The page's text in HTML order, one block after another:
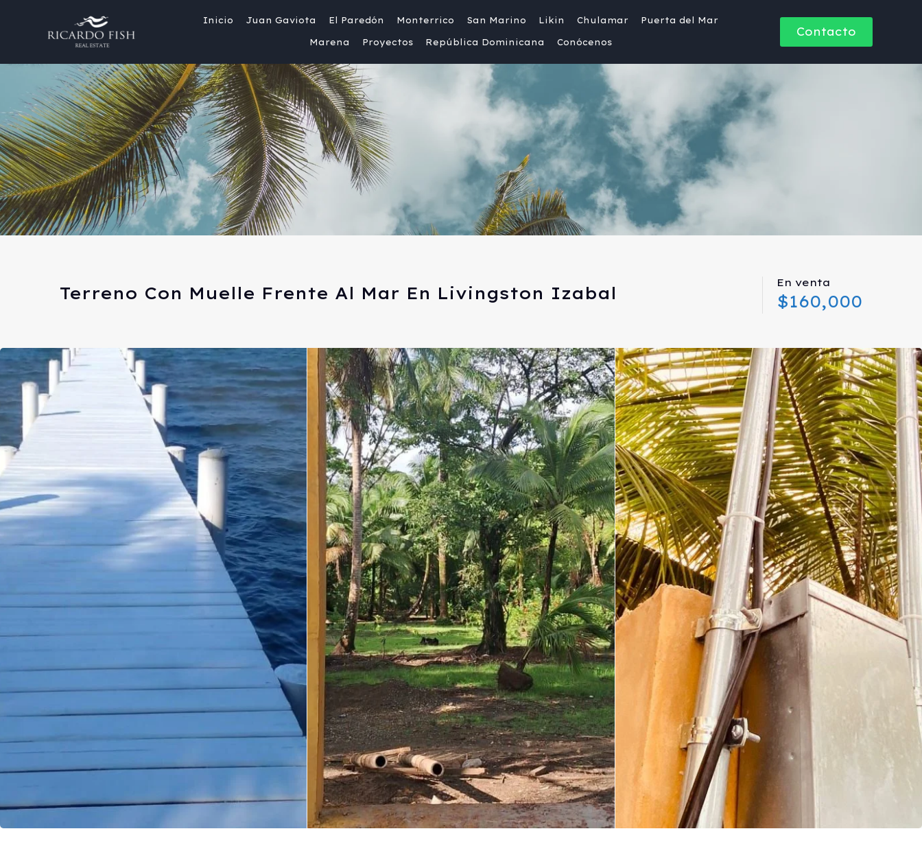
Inicio Juan Gaviota El Paredón Monterrico San Marino Likin Chulamar Puerta del Mar
Marena Proyectos República Dominicana Conócenos
Contacto
Terreno Con Muelle Frente Al Mar En Livingston Izabal
En venta
$160,000